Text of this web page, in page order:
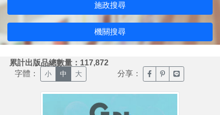
施政搜尋
機關搜尋
累計出版品總數量：117,872
字體： 小 中 大 分享： 臉書分享(另開新視窗)
噗浪分享(另開新
Line分享(另